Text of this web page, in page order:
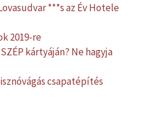
***s az Év Hotele
2019-re
kártyáján? Ne hagyja
csapatépítés